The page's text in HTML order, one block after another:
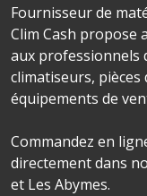
Fournisseur de
Clim Cash propose
aux professionnels
climatiseurs,
équipements de
Commandez en
directement dans
et Les Abymes.